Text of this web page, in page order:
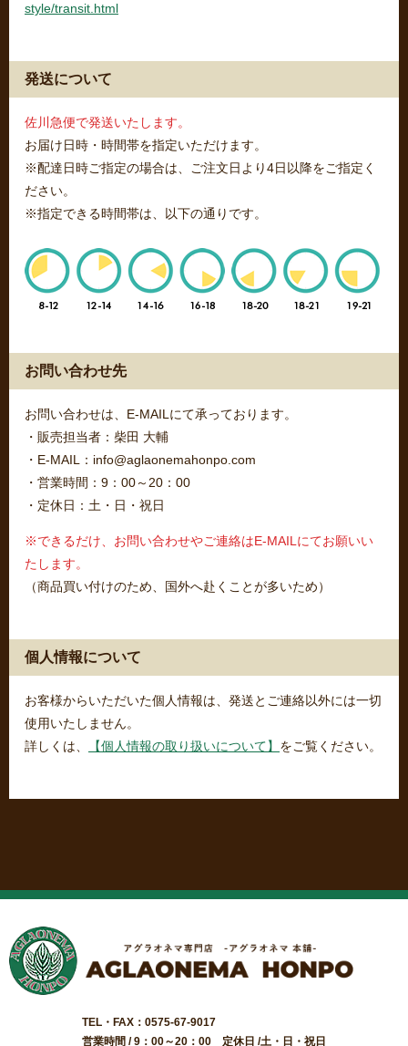
style/transit.html
発送について
佐川急便で発送いたします。
お届け日時・時間帯を指定いただけます。
※配達日時ご指定の場合は、ご注文日より4日以降をご指定く
ださい。
※指定できる時間帯は、以下の通りです。
お問い合わせ先
お問い合わせは、E-MAILにて承っております。
・販売担当者：柴田 大輔
・E-MAIL：info@aglaonemahonpo.com
・営業時間：9：00～20：00
・定休日：土・日・祝日
※できるだけ、お問い合わせやご連絡はE-MAILにてお願いい
たします。
（商品買い付けのため、国外へ赴くことが多いため）
個人情報について
お客様からいただいた個人情報は、発送とご連絡以外には一切
使用いたしません。
詳しくは、
【個人情報の取り扱いについて】 をご覧ください。
TEL・FAX：0575-67-9017
営業時間 / 9：00～20：00 定休日 /土・日・祝日